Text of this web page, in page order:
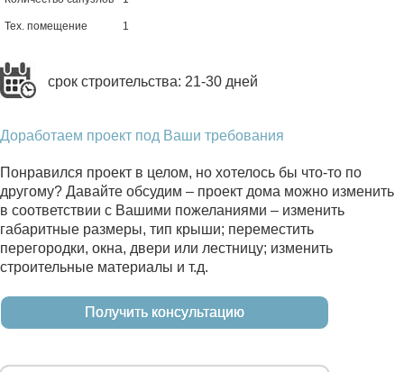
Тех. помещение 1
срок строительства: 21-30 дней
Доработаем проект под Ваши требования
Понравился проект в целом, но хотелось бы что-то по
другому? Давайте обсудим – проект дома можно изменить
в соответствии с Вашими пожеланиями – изменить
габаритные размеры, тип крыши; переместить
перегородки, окна, двери или лестницу; изменить
строительные материалы и т.д.
Получить консультацию